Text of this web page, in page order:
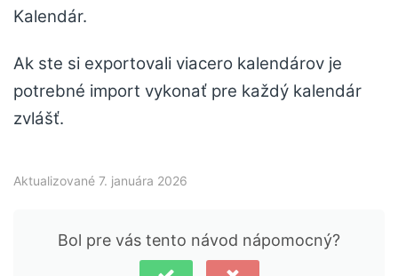
Kalendár.
Ak ste si exportovali viacero kalendárov je
potrebné import vykonať pre každý kalendár
zvlášť.
Aktualizované 7. januára 2026
Bol pre vás tento návod nápomocný?